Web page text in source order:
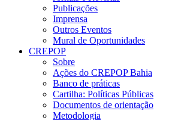
Publicações
Imprensa
Outros Eventos
Mural de Oportunidades
CREPOP
Sobre
Ações do CREPOP Bahia
Banco de práticas
Cartilha: Políticas Públicas
Documentos de orientação
Metodologia